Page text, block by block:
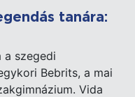
tanára:
a szegedi
Bebrits, a mai
Vida